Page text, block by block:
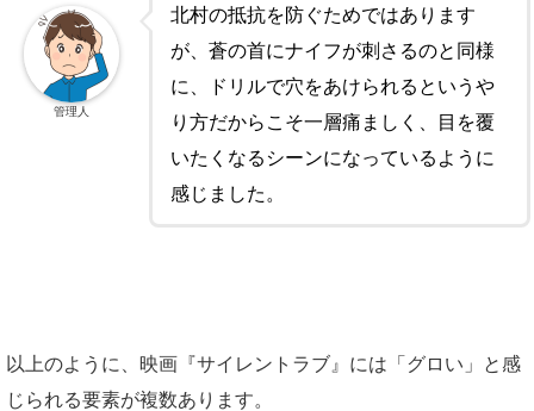
北村の抵抗を防ぐためではあります
が、蒼の首にナイフが刺さるのと同様
に、ドリルで穴をあけられるというや
り方だからこそ一層痛ましく、目を覆
いたくなるシーンになっているように
感じました。
管理人
以上のように、映画『サイレントラブ』には「グロい」と感
じられる要素が複数あります。